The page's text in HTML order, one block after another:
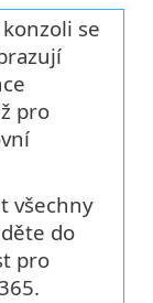
se
pro
všechny
do
pro